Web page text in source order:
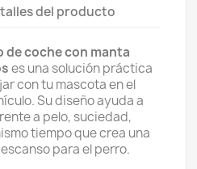
del producto
coche con manta
es una solución práctica
con tu mascota en el
Su diseño ayuda a
a pelo, suciedad,
tiempo que crea una
para el perro.